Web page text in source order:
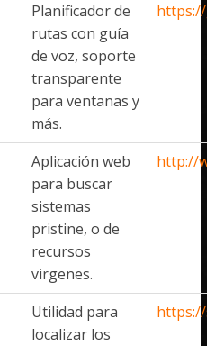
Planificador de
rutas con guía
de voz, soporte
transparente
para ventanas y
más.
Aplicación web
para buscar
sistemas
pristine, o de
recursos
virgenes.
http://
Utilidad para
localizar los